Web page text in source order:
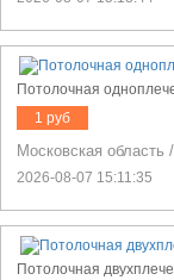
Потолочная
1 руб
Московская область /
2026-08-07 15:11:35
Потолочная